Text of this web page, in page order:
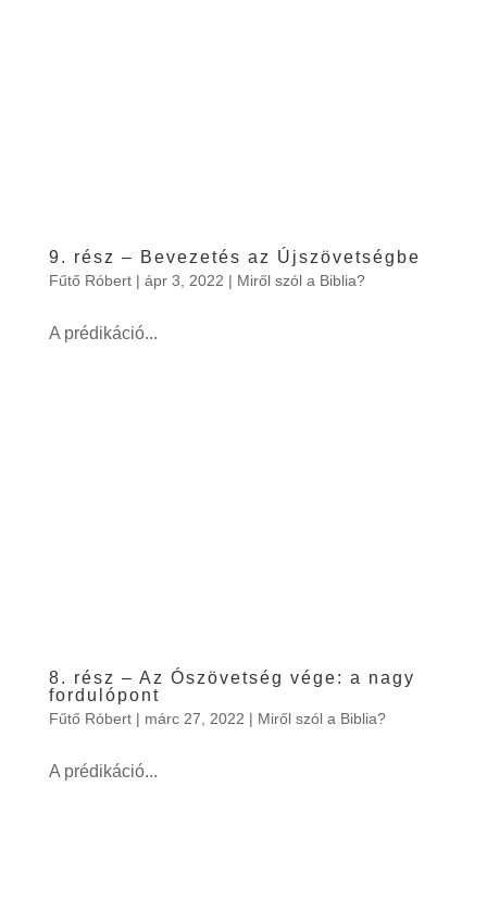
9. rész – Bevezetés az Újszövetségbe
Fűtő Róbert| ápr 3, 2022 | Miről szól a Biblia?
A prédikáció...
8. rész – Az Ószövetség vége: a nagy
fordulópont
Fűtő Róbert| márc 27, 2022 | Miről szól a Biblia?
A prédikáció...